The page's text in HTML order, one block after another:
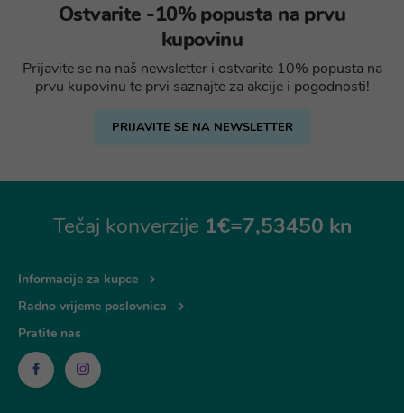
Ostvarite -10% popusta na prvu
kupovinu
Prijavite se na naš newsletter i ostvarite 10% popusta na
prvu kupovinu te prvi saznajte za akcije i pogodnosti!
PRIJAVITE SE NA NEWSLETTER
Tečaj konverzije 1€=7,53450 kn
Informacije za kupce
Radno vrijeme poslovnica
Pratite nas